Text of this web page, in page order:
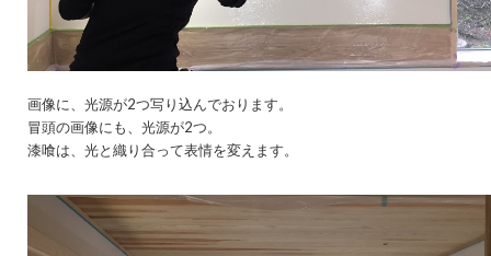
画像に、光源が2つ写り込んでおります。
冒頭の画像にも、光源が2つ。
漆喰は、光と織り合って表情を変えます。